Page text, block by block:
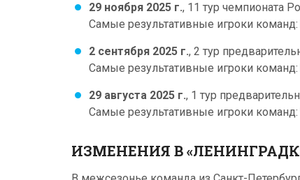
29 ноября 2025 г., 11 тур чемпионата
Самые результативные игроки команд:
2 сентября 2025 г., 2 тур
Самые результативные игроки команд:
29 августа 2025 г., 1 тур
Самые результативные игроки команд:
ИЗМЕНЕНИЯ В